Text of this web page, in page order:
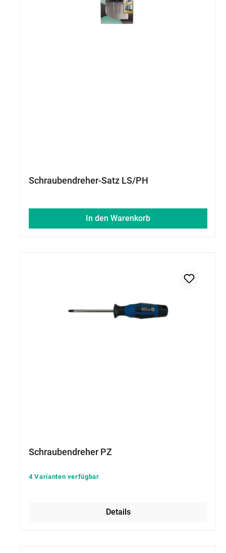
Schraubendreher-Satz LS/PH
In den Warenkorb
Schraubendreher PZ
4 Varianten verfügbar
Details